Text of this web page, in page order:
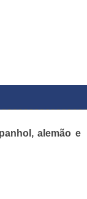
alemão e